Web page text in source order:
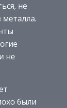
не
металла.
не
были